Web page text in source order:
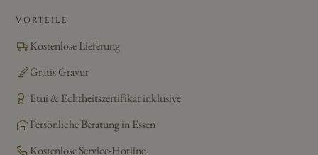
VORTEILE
Kostenlose Lieferung
Gratis Gravur
Etui & Echtheitszertifikat inklusive
Persönliche Beratung in Essen
Kostenlose Service-Hotline